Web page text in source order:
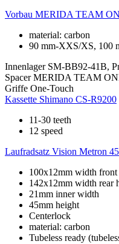
Vorbau MERIDA TEAM
material: carbon
90 mm-XXS/XS, 100
Innenlager SM-BB92-41B,
Spacer MERIDA TEAM
Griffe One-Touch
Kassette Shimano CS-R9200
11-30 teeth
12 speed
Laufradsatz Vision Metron
100x12mm width front
142x12mm width rear
21mm inner width
45mm height
Centerlock
material: carbon
Tubeless ready